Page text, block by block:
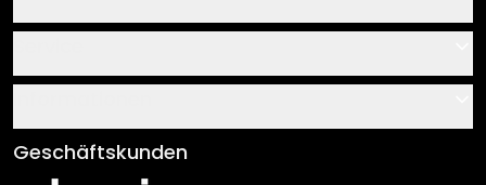
Über uns
Klebe- und Montageanleitungen
AGB
Geschäftskunden